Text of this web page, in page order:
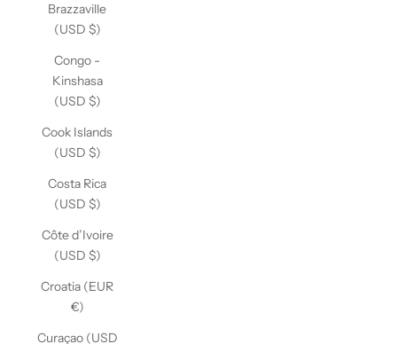
Brazzaville
(USD $)
Congo -
Kinshasa
(USD $)
Cook Islands
(USD $)
Costa Rica
(USD $)
Côte d’Ivoire
(USD $)
Croatia (EUR
€)
Curaçao (USD